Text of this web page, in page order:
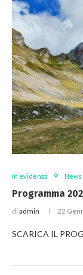
In evidenza News
Programma
di admin 22
SCARICA IL